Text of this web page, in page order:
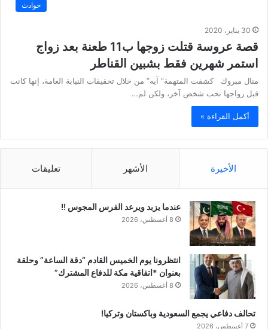
حوادث
30 يناير، 2020
قصة عروسة قتلت زوجها ب11 طعنة بعد زواج
استمر شهرين فقط بشبين القناطر
منال مبروك كشفت المتهمة” آيه” من خلال تحقيقات النيابة العامة، إنها كانت
قبل زواجها تحب شخص آخر، ولكن لم…
أكمل القراءة »
الأخيرة الأشهر تعليقات
عندما يزبد ويرعد الفرس المجوس !!
8 أغسطس، 2026
انتظرونا يوم الخميس القادم “دقة الساعة” وحلقة
بعنوان *اتفاقية مكة للدفاع المشترك”
8 أغسطس، 2026
تحالف دفاعي يجمع السعودية وباكستان وتركيا!
7 أغسطس، 2026